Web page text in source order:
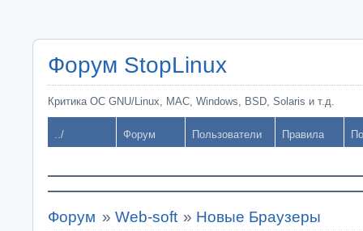
Форум StopLinux
Критика ОС GNU/Linux, MAC, Windows, BSD, Solaris и т.д.
../ Форум Пользователи Правила
Форум » Web-soft » Новые Браузеры